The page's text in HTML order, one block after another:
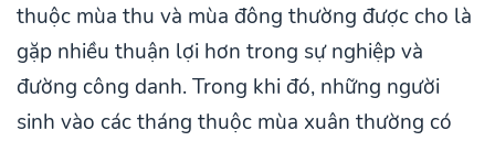
thuộc mùa thu và mùa đông thường được cho là
gặp nhiều thuận lợi hơn trong sự nghiệp và
đường công danh. Trong khi đó, những người
sinh vào các tháng thuộc mùa xuân thường có